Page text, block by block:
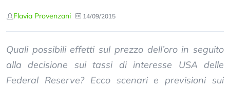
Flavia Provenzani 14/09/2015
Quali possibili effetti sul prezzo dell’oro in seguito
alla decisione sui tassi di interesse USA delle
Federal Reserve? Ecco scenari e previsioni sui